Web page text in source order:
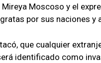
Moscoso y el
por sus naciones y
que cualquier
identificado como